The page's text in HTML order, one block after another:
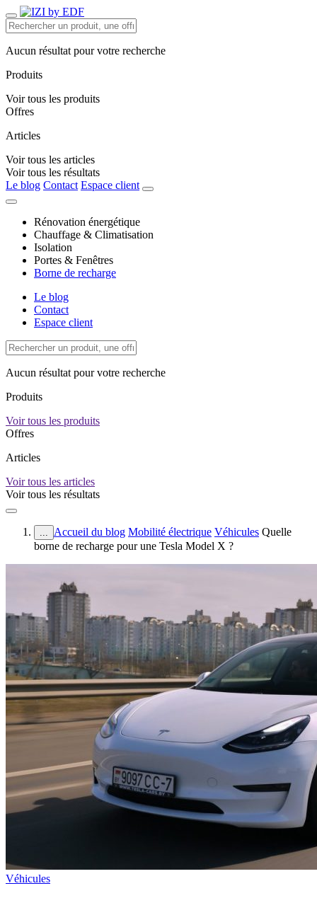
Aucun résultat pour votre recherche
Produits
Voir tous les produits
Offres
Articles
Voir tous les articles
Voir tous les résultats
Le blog Contact Espace client
Rénovation énergétique
Chauffage & Climatisation
Isolation
Portes & Fenêtres
Borne de recharge
Le blog
Contact
Espace client
Aucun résultat pour votre recherche
Produits
Voir tous les produits
Offres
Articles
Voir tous les articles
Voir tous les résultats
... Accueil du blog Mobilité électrique Véhicules Quelle
borne de recharge pour une Tesla Model X ?
Véhicules